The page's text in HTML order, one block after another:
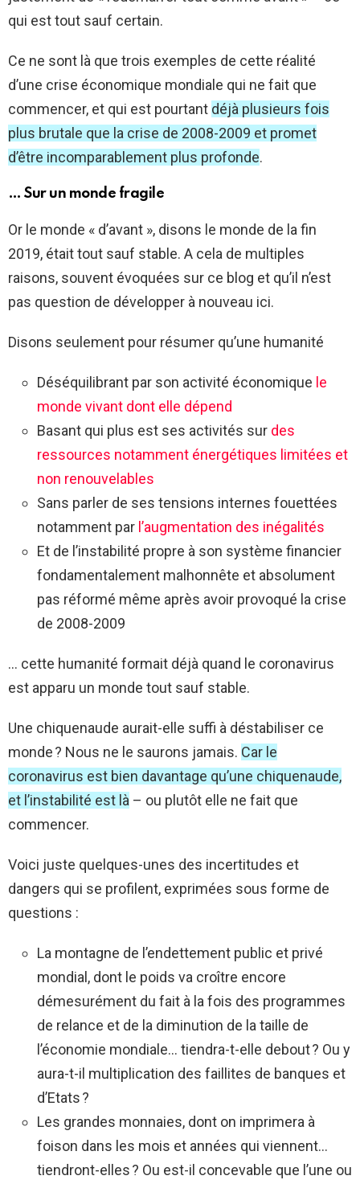
qui est tout sauf certain.
Ce ne sont là que trois exemples de cette réalité
d’une crise économique mondiale qui ne fait que
commencer, et qui est pourtant déjà plusieurs fois
plus brutale que la crise de 2008-2009 et promet
d’être incomparablement plus profonde.
… Sur un monde fragile
Or le monde « d’avant », disons le monde de la fin
2019, était tout sauf stable. A cela de multiples
raisons, souvent évoquées sur ce blog et qu’il n’est
pas question de développer à nouveau ici.
Disons seulement pour résumer qu’une humanité
Déséquilibrant par son activité économique le
monde vivant dont elle dépend
Basant qui plus est ses activités sur des
ressources notamment énergétiques limitées et
non renouvelables
Sans parler de ses tensions internes fouettées
notamment par l’augmentation des inégalités
Et de l’instabilité propre à son système financier
fondamentalement malhonnête et absolument
pas réformé même après avoir provoqué la crise
de 2008-2009
… cette humanité formait déjà quand le coronavirus
est apparu un monde tout sauf stable.
Une chiquenaude aurait-elle suffi à déstabiliser ce
monde ? Nous ne le saurons jamais. Car le
coronavirus est bien davantage qu’une chiquenaude,
et l’instabilité est là – ou plutôt elle ne fait que
commencer.
Voici juste quelques-unes des incertitudes et
dangers qui se profilent, exprimées sous forme de
questions :
La montagne de l’endettement public et privé
mondial, dont le poids va croître encore
démesurément du fait à la fois des programmes
de relance et de la diminution de la taille de
l’économie mondiale… tiendra-t-elle debout ? Ou y
aura-t-il multiplication des faillites de banques et
d’Etats ?
Les grandes monnaies, dont on imprimera à
foison dans les mois et années qui viennent…
tiendront-elles ? Ou est-il concevable que l’une ou